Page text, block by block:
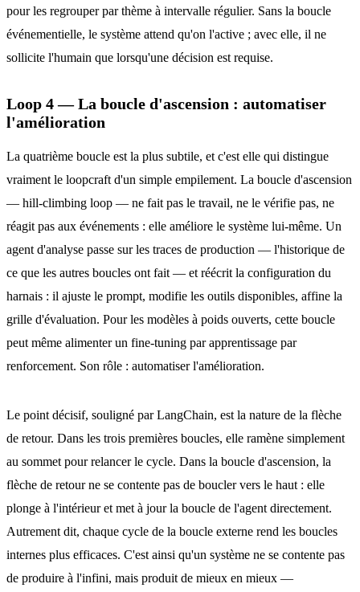
pour les regrouper par thème à intervalle régulier. Sans la boucle
événementielle, le système attend qu'on l'active ; avec elle, il ne
sollicite l'humain que lorsqu'une décision est requise.
Loop 4 — La boucle d'ascension : automatiser
l'amélioration
La quatrième boucle est la plus subtile, et c'est elle qui distingue
vraiment le loopcraft d'un simple empilement. La boucle d'ascension
— hill-climbing loop — ne fait pas le travail, ne le vérifie pas, ne
réagit pas aux événements : elle améliore le système lui-même. Un
agent d'analyse passe sur les traces de production — l'historique de
ce que les autres boucles ont fait — et réécrit la configuration du
harnais : il ajuste le prompt, modifie les outils disponibles, affine la
grille d'évaluation. Pour les modèles à poids ouverts, cette boucle
peut même alimenter un fine-tuning par apprentissage par
renforcement. Son rôle : automatiser l'amélioration.
Le point décisif, souligné par LangChain, est la nature de la flèche
de retour. Dans les trois premières boucles, elle ramène simplement
au sommet pour relancer le cycle. Dans la boucle d'ascension, la
flèche de retour ne se contente pas de boucler vers le haut : elle
plonge à l'intérieur et met à jour la boucle de l'agent directement.
Autrement dit, chaque cycle de la boucle externe rend les boucles
internes plus efficaces. C'est ainsi qu'un système ne se contente pas
de produire à l'infini, mais produit de mieux en mieux —